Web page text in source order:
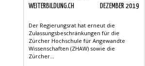
FACHHOCHSCHULE
WEITERBILDUNG.CH DEZEMBER 2019
Der Regierungsrat hat erneut die
Zulassungsbeschränkungen für die
Zürcher Hochschule für Angewandte
Wissenschaften (ZHAW) sowie die
Zürcher...